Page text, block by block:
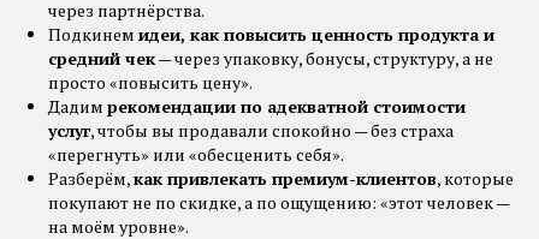
через партнёрства.
Подкинем идеи, как повысить ценность продукта и
средний чек— через упаковку, бонусы, структуру, а не
просто «повысить цену».
Дадим рекомендации по адекватной стоимости
услуг, чтобы вы продавали спокойно — без страха
«перегнуть» или «обесценить себя».
Разберём,как привлекать премиум-клиентов, которые
покупают не по скидке, а по ощущению: «этот человек —
на моём уровне».